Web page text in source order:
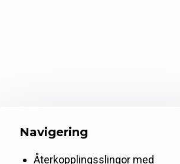
Navigering
Återkopplingsslingor med